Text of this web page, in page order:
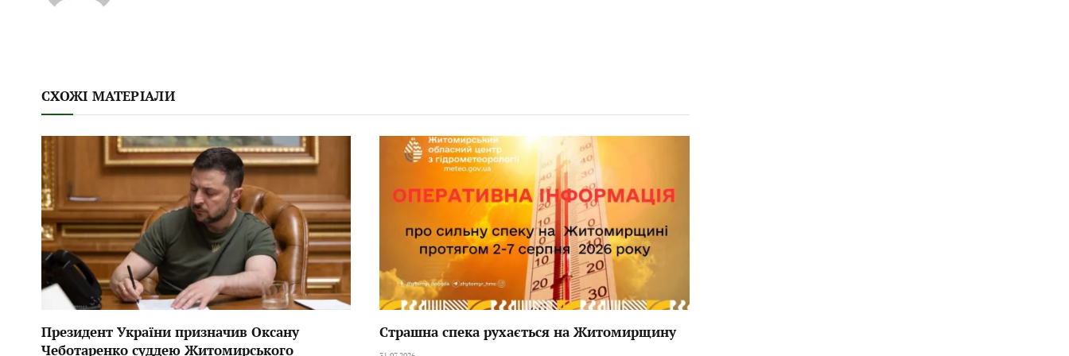
СХОЖІ МАТЕРІАЛИ
Президент України призначив Оксану
Чеботаренко суддею Житомирського
Страшна спека рухається на Житомирщину